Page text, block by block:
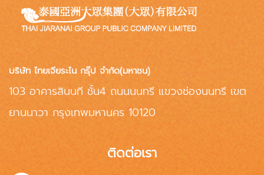
บริษัท ไทยเจียระไน กรุ๊ป จำกัด(มหาชน)
103 อาคารสินนที ชั้น4 ถนนนนทรี แขวงช่องนนทรี เขต
ยานนาวา กรุงเทพมหานคร 10120
ติดต่อเรา